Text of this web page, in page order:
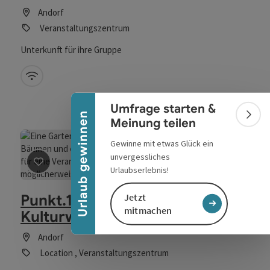
Urlaub gewinnen
Banner einklappen
Umfrage starten &
Meinung teilen
Gewinne mit etwas Glück ein
unvergessliches
Urlaubserlebnis!
Jetzt
mitmachen
Andorf
Veranstaltungszentrum
Unterkunft für ihre Gruppe
W-Lan (kostenlos)
Beitrag merken : Punkt.1 (Pfarr- & Kulturwerkstatt
Punkt.1 (Pfarr- &
Kulturwerkstatt Andorf)
Andorf
Location , Veranstaltungszentrum